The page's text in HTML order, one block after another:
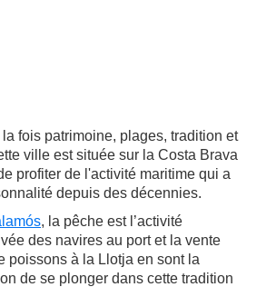
fois patrimoine, plages, tradition et
ville est située sur la Costa Brava
profiter de l'activité maritime qui a
depuis des décennies.
, la pêche est l’activité
des navires au port et la vente
poissons à la Llotja en sont la
de se plonger dans cette tradition